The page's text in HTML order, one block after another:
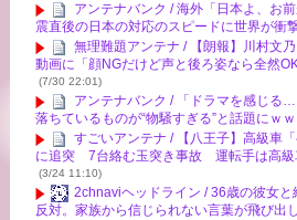
アンテナバンク / 海外「日本よ、お
震直後の日本の対応のスピードに世界が衝
無理難題アンテナ / 【朗報】川村文
動画に「顔NGだけど声と後ろ姿なら全然
(7/30 22:01)
アンテナバンク / 「ドラマを感じる
落ちているものが“物騒すぎる”と話題にｗｗ
すごいアンテナ / 【八王子】高級車
に追突 7台絡む玉突き事故 運転手は高級
(3/24 11:10)
2chnaviヘッドライン / 36歳の彼女
反対。家族から信じられない言葉が飛び出